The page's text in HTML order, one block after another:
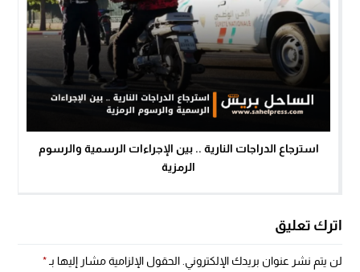
استرجاع الدراجات النارية .. بين الإجراءات الرسمية والرسوم
الرمزية
اترك تعليق
لن يتم نشر عنوان بريدك الإلكتروني. الحقول الإلزامية مشار إليها بـ*